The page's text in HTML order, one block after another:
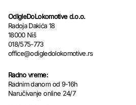
OdIgleDoLokomotive d.o.o.
Radoja Dakića 18
18000 Niš
018/575-773
office@odigledolokomotive.rs
Radno vreme:
Radnim danom od 9-16h
Naručivanje online 24/7